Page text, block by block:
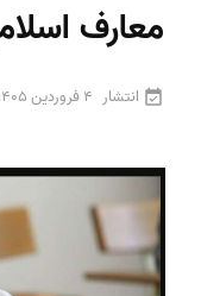
معارف
انتشار 4 فروردین 1405